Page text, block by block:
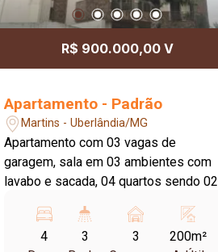
R$ 900.000,00 V
Apartamento - Padrão
Martins - Uberlândia/MG
Apartamento com 03 vagas de
garagem, sala em 03 ambientes com
lavabo e sacada, 04 quartos sendo 02
e closet, banheiro social, cozinha
montada, despensa, lavanderia e
4
3
3
200m²